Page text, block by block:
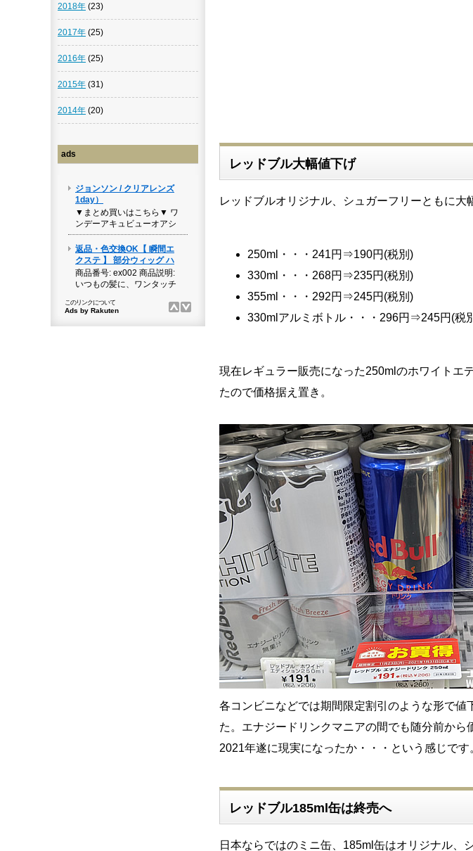
レッドブル大幅値下げ
レッドブルオリジナル、シュガーフリーともに大
250ml・・・241円⇒190円(税別)
330ml・・・268円⇒235円(税別)
355ml・・・292円⇒245円(税別)
330mlアルミボトル・・・296円⇒245円(税
現在レギュラー販売になった250mlのホワイトエ
たので価格据え置き。
各コンビニなどでは期間限定割引のような形で値
た。エナジードリンクマニアの間でも随分前から
2021年遂に現実になったか・・・という感じです
レッドブル185ml缶は終売へ
日本ならではのミニ缶、185ml缶はオリジナル、
2018年 (23)
2017年 (25)
2016年 (25)
2015年 (31)
2014年 (20)
ads